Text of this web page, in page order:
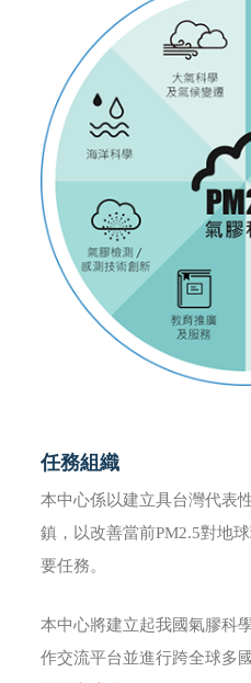
任務組織
本中心係以建立具台灣代表
鎮，以改善當前PM2.5對地
要任務。
本中心將建立起我國氣膠科
作交流平台並進行跨全球多